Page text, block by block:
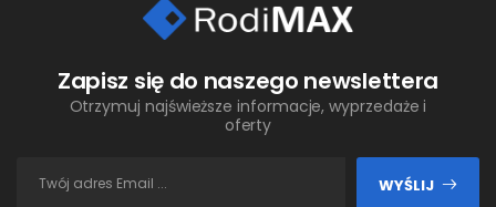
Zapisz się do naszego newslettera
Otrzymuj najświeższe informacje, wyprzedaże i
oferty
WYŚLIJ